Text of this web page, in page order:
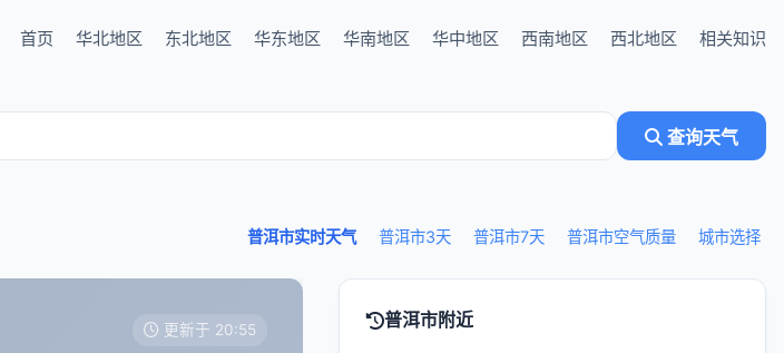
首页 华北地区 东北地区 华东地区 华南地区 华中地区 西南地区 西北地区 相关知识
查询天气
普洱市实时天气 普洱市3天 普洱市7天 普洱市空气质量 城市选择
更新于 20:55 普洱市附近